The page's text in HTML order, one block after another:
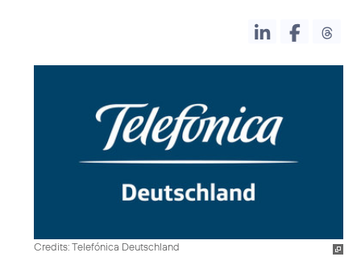
Credits: Telefónica Deutschland